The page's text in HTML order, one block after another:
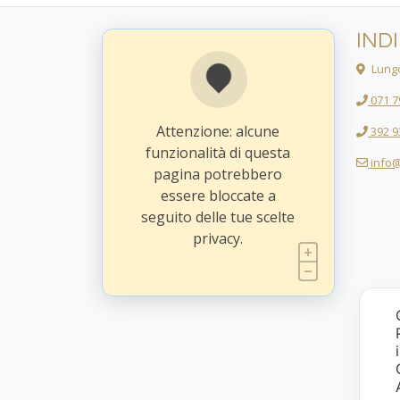
Attenzione: alcune
funzionalità di questa
pagina potrebbero
essere bloccate a
seguito delle tue scelte
privacy.
071
392